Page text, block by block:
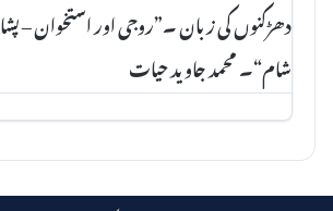
دھڑکنوں کی زبان ۔”روجی اور استخوان –
شام“۔ محمد جاوید حیات